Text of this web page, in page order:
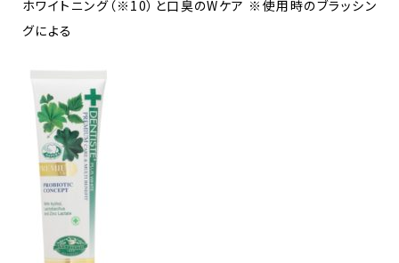
ホワイトニング（※10）と口臭のWケア ※使用時のブラッシン
グによる